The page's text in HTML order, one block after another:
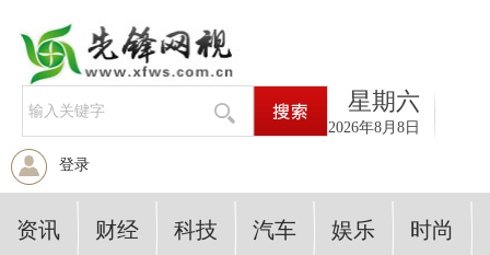
星期六
2026年8月8日
登录
资讯 财经 科技 汽车 娱乐 时尚